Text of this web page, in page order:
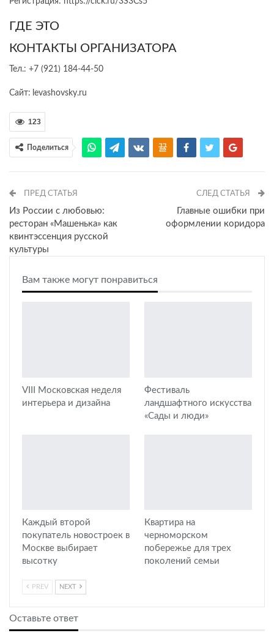
ГДЕ ЭТО
КОНТАКТЫ ОРГАНИЗАТОРА
Тел.: +7 (921) 184-44-50
Сайт: levashovsky.ru
123
Поделиться
ПРЕД СТАТЬЯ
Из России с любовью:
ресторан «Машенька» как
квинтэссенция русской
культуры
СЛЕД СТАТЬЯ
Главные ошибки при
оформлении коридора
Вам также могут понравиться
VIII Московская неделя
интерьера и дизайна
Фестиваль
ландшафтного искусства
«Сады и люди»
Каждый второй
покупатель новостроек в
Москве выбирает
высотку
Квартира на
черноморском
побережье для трех
поколений семьи
PREV NEXT
Оставьте ответ